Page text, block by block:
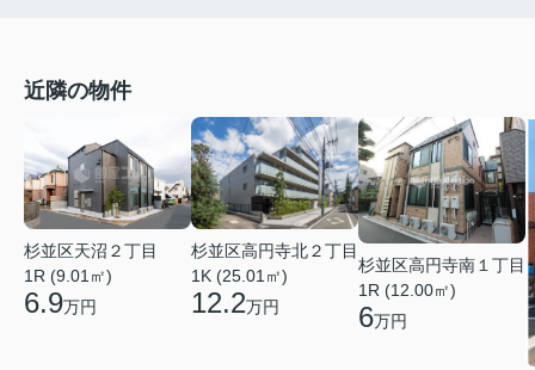
近隣の物件
杉並区天沼２丁目
1R (9.01㎡)
6.9万円
杉並区高円寺北２丁目
1K (25.01㎡)
12.2万円
杉並区高円寺南１丁目
1R (12.00㎡)
6万円